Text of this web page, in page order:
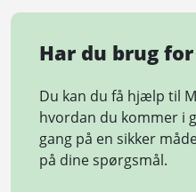
Har du brug
Du kan du få hjælp til
hvordan du kommer i
gang på en sikker
på dine spørgsmål.